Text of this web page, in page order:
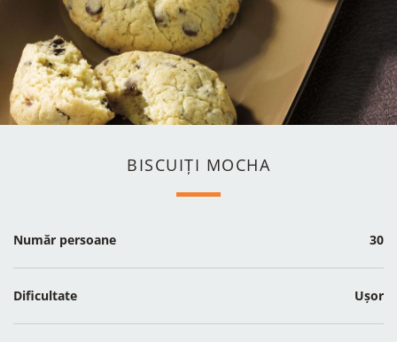
BISCUIȚI MOCHA
Număr persoane 30
Dificultate Ușor